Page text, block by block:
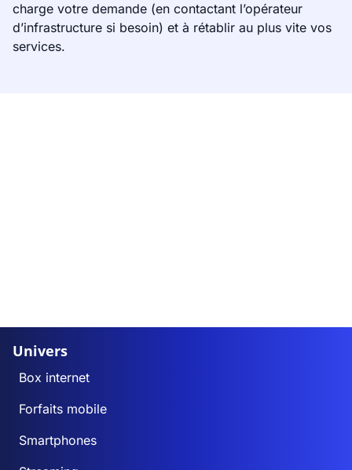
charge votre demande (en contactant l’opérateur
d’infrastructure si besoin) et à rétablir au plus vite vos
services.
Univers
Box internet
Forfaits mobile
Smartphones